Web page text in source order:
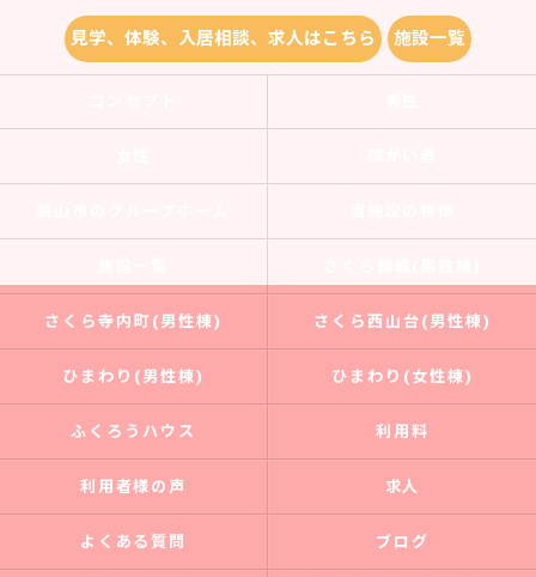
見学、体験、入居相談、求人はこちら 施設一覧
さくら寺内町(男性棟) さくら西山台(男性棟)
ひまわり(男性棟) ひまわり(女性棟)
ふくろうハウス 利用料
利用者様の声 求人
よくある質問 ブログ